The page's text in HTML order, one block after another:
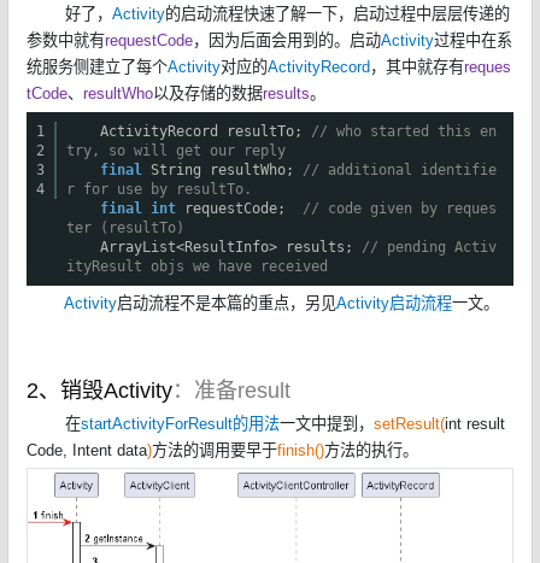
好了， Activity的启动流程快速了解一下，启动过程中层层传递的
参数中就有requestCode，因为后面会用到的。启动Activity过程中在系
统服务侧建立了每个Activity对应的ActivityRecord ，其中就存有reques
tCode、 resultWho以及存储的数据results。
1
2
3
4
ActivityRecord resultTo; // who started this en
try, so will get our reply
final String resultWho; // additional identifie
r for use by resultTo.
final int requestCode; // code given by reques
ter (resultTo)
ArrayList<ResultInfo> results; // pending Activ
ityResult objs we have received
Activity启动流程不是本篇的重点，另见Activity启动流程一文。
2、销毁Activity：准备result
在startActivityForResult的用法一文中提到， setResult(int result
Code, Intent data)方法的调用要早于finish()方法的执行。